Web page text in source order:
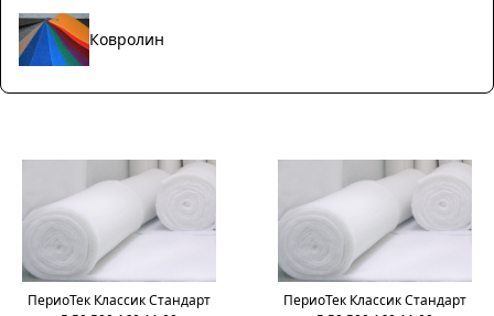
Ковролин
ПериоТек Классик Стандарт
ПериоТек Классик Стандарт